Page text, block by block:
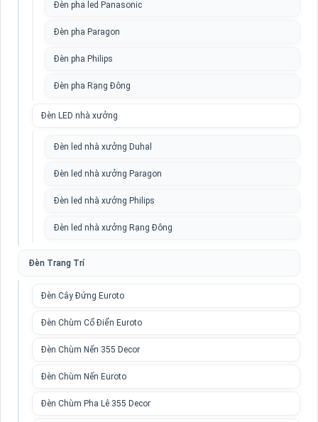
Đèn pha led Panasonic
Đèn pha Paragon
Đèn pha Philips
Đèn pha Rạng Đông
Đèn LED nhà xưởng
Đèn led nhà xưởng Duhal
Đèn led nhà xưởng Paragon
Đèn led nhà xưởng Philips
Đèn led nhà xưởng Rạng Đông
Đèn Trang Trí
Đèn Cây Đứng Euroto
Đèn Chùm Cổ Điển Euroto
Đèn Chùm Nến 355 Decor
Đèn Chùm Nến Euroto
Đèn Chùm Pha Lê 355 Decor